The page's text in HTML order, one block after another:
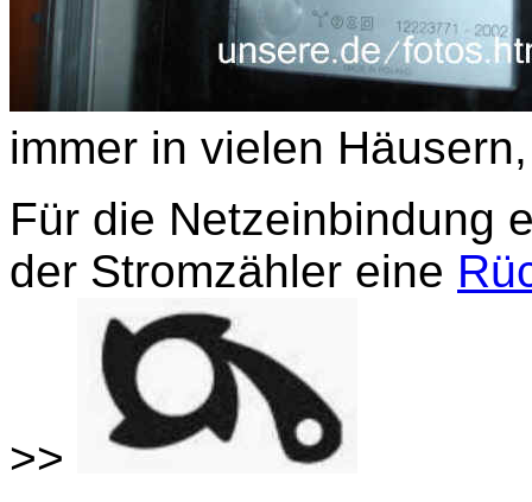
immer in vielen
Für die Netzeinbindung
der Stromzähler eine
>>